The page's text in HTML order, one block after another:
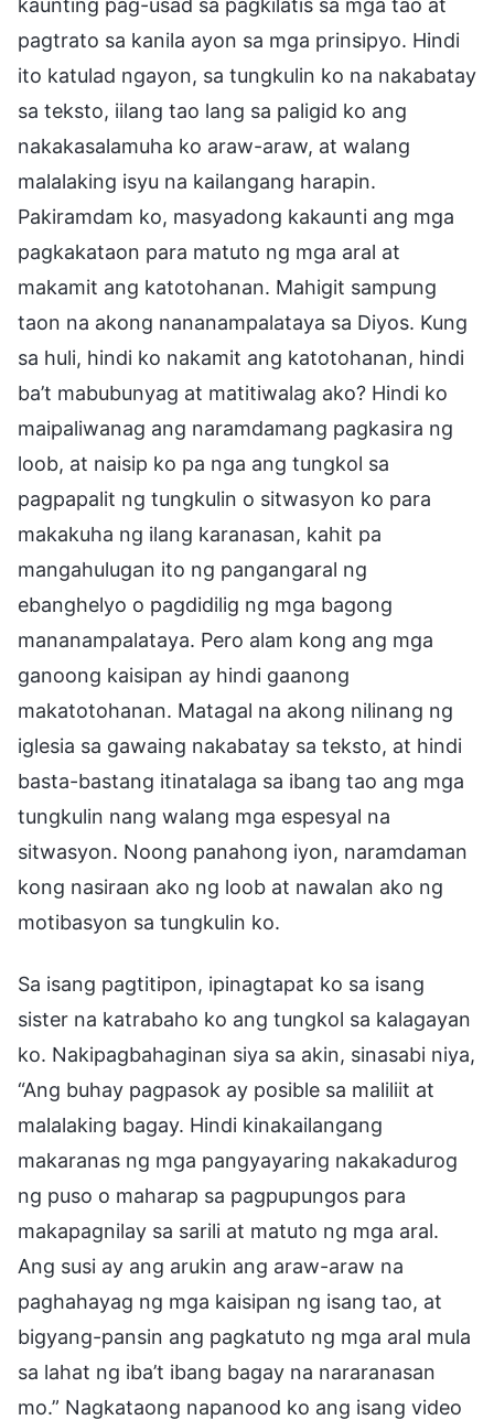
pagtrato sa kanila ayon sa mga prinsipyo. Hindi
ito katulad ngayon, sa tungkulin ko na nakabatay
sa teksto, iilang tao lang sa paligid ko ang
nakakasalamuha ko araw-araw, at walang
malalaking isyu na kailangang harapin.
Pakiramdam ko, masyadong kakaunti ang mga
pagkakataon para matuto ng mga aral at
makamit ang katotohanan. Mahigit sampung
taon na akong nananampalataya sa Diyos. Kung
sa huli, hindi ko nakamit ang katotohanan, hindi
ba’t mabubunyag at matitiwalag ako? Hindi ko
maipaliwanag ang naramdamang pagkasira ng
loob, at naisip ko pa nga ang tungkol sa
pagpapalit ng tungkulin o sitwasyon ko para
makakuha ng ilang karanasan, kahit pa
mangahulugan ito ng pangangaral ng
ebanghelyo o pagdidilig ng mga bagong
mananampalataya. Pero alam kong ang mga
ganoong kaisipan ay hindi gaanong
makatotohanan. Matagal na akong nilinang ng
iglesia sa gawaing nakabatay sa teksto, at hindi
basta-bastang itinatalaga sa ibang tao ang mga
tungkulin nang walang mga espesyal na
sitwasyon. Noong panahong iyon, naramdaman
kong nasiraan ako ng loob at nawalan ako ng
motibasyon sa tungkulin ko.
Sa isang pagtitipon, ipinagtapat ko sa isang
sister na katrabaho ko ang tungkol sa kalagayan
ko. Nakipagbahaginan siya sa akin, sinasabi niya,
“Ang buhay pagpasok ay posible sa maliliit at
malalaking bagay. Hindi kinakailangang
makaranas ng mga pangyayaring nakakadurog
ng puso o maharap sa pagpupungos para
makapagnilay sa sarili at matuto ng mga aral.
Ang susi ay ang arukin ang araw-araw na
paghahayag ng mga kaisipan ng isang tao, at
bigyang-pansin ang pagkatuto ng mga aral mula
sa lahat ng iba’t ibang bagay na nararanasan
mo.” Nagkataong napanood ko ang isang video